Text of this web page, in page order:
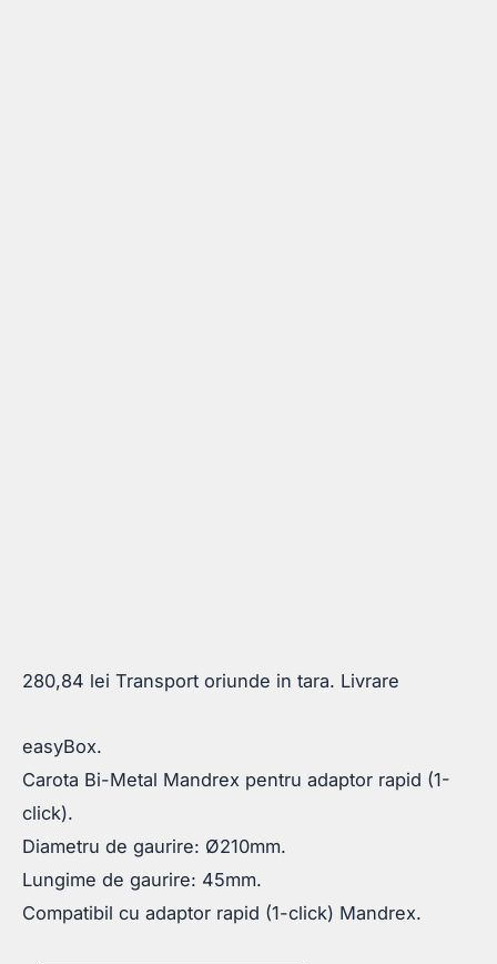
280,84 lei Transport oriunde in tara. Livrare
easyBox.
Carota Bi-Metal Mandrex pentru adaptor rapid (1-
click).
Diametru de gaurire: Ø210mm.
Lungime de gaurire: 45mm.
Compatibil cu adaptor rapid (1-click) Mandrex.